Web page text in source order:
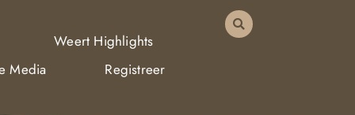
Weert Highlights
Media
Registreer